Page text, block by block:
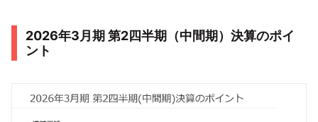
2026年3月期 第2四半期（中間期）決算のポイ
ント